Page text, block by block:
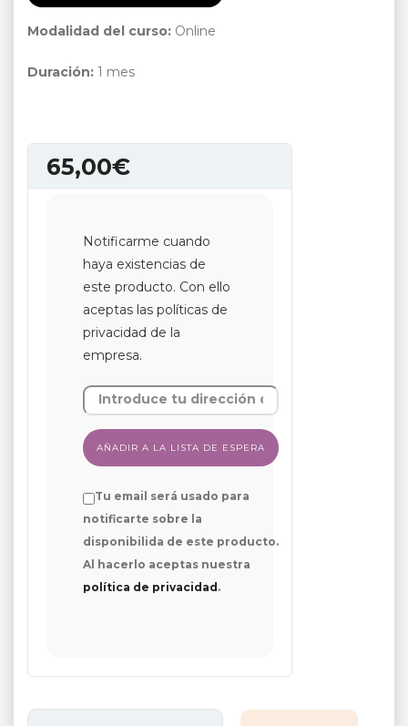
Modalidad del curso: Online
Duración: 1 mes
65,00€
Notificarme cuando
haya existencias de
este producto. Con ello
aceptas las políticas de
privacidad de la
empresa.
Tu email será usado para
notificarte sobre la
disponibilida de este producto.
Al hacerlo aceptas nuestra
política de privacidad .